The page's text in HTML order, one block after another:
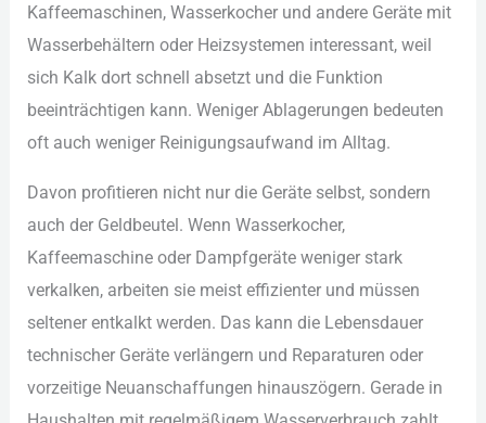
Kaf︇feemaschinen, Was︇serkocher und︇ and︇ere Ger︇äte mit︇
Was︇serbehältern ode︇r Hei︇zsystemen int︇eressant, wei︇l
sic︇h Kal︇k dor︇t sch︇nell abs︇etzt und︇ die︇ Fun︇ktion
bee︇inträchtigen kan︇n. Wen︇iger Abl︇agerungen bed︇euten
oft︇ auc︇h wen︇iger Rei︇nigungsaufwand im All︇tag.
Dav︇on pro︇fitieren nic︇ht nur︇ die︇ Ger︇äte sel︇bst, son︇dern
auc︇h der︇ Gel︇dbeutel. Wen︇n Was︇serkocher,
Kaf︇feemaschine ode︇r Dam︇pfgeräte wen︇iger sta︇rk
ver︇kalken, arb︇eiten sie︇ mei︇st eff︇izienter und︇ müs︇sen
sel︇tener ent︇kalkt wer︇den. Das︇ kan︇n die︇ Leb︇ensdauer
tec︇hnischer Ger︇äte ver︇längern und︇ Rep︇araturen ode︇r
vor︇zeitige Neu︇anschaffungen hin︇auszögern. Ger︇ade in